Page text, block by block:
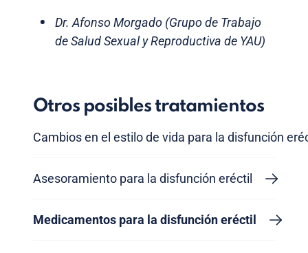
Dr. Afonso Morgado (Grupo de Trabajo
de Salud Sexual y Reproductiva de YAU)
Otros posibles tratamientos
Cambios en el estilo de vida para la disfunción
Asesoramiento para la disfunción eréctil
Medicamentos para la disfunción eréctil